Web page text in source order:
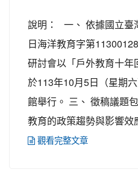
說明： 一、 依據國立臺
日海洋教育字第
研討會以「戶外教育十
於113年10月5日（星期
館舉行。 三、 徵稿議題
教育的政策趨勢與影響效
觀看完整文章